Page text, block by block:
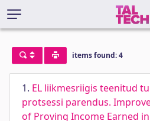
items found: 4
1. EL liikmesriigis teenitud
protsessi parendus.
of Proving Income Earned